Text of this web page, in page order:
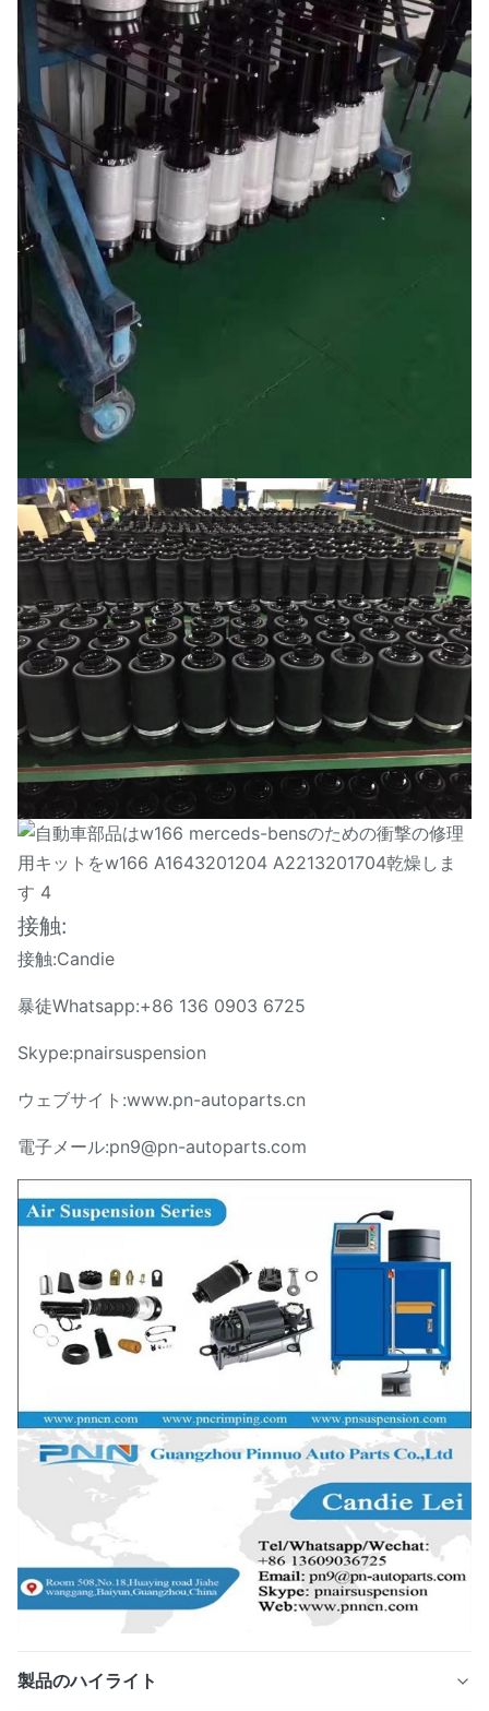
接触:
接触:Candie
暴徒Whatsapp:+86 136 0903 6725
Skype:pnairsuspension
ウェブサイト:www.pn-autoparts.cn
電子メール:pn9@pn-autoparts.com
製品のハイライト